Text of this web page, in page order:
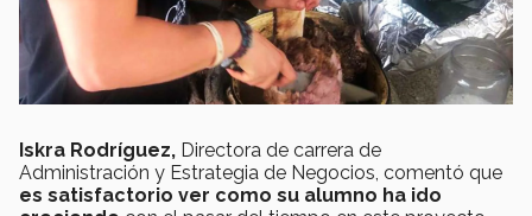
Iskra Rodríguez, Directora de carrera de
Administración y Estrategia de Negocios, comentó que
es satisfactorio ver como su alumno ha ido